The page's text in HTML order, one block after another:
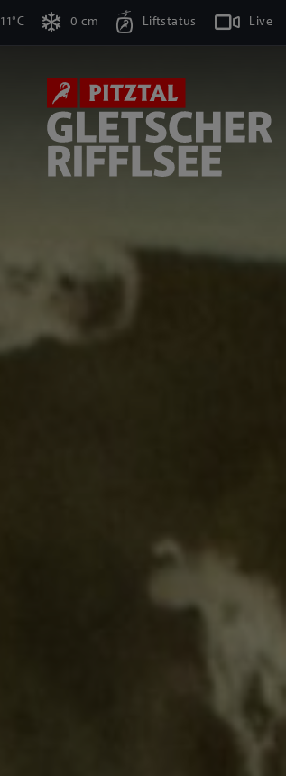
11°C 0 cm Liftstatus Live